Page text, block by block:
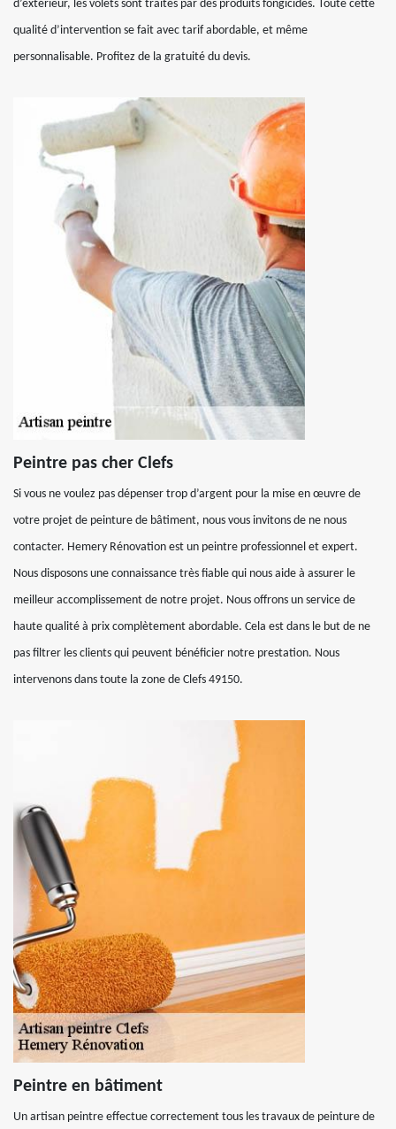
d’extérieur, les volets sont traités par des produits fongicides. Toute cette
qualité d’intervention se fait avec tarif abordable, et même
personnalisable. Profitez de la gratuité du devis.
Peintre pas cher Clefs
Si vous ne voulez pas dépenser trop d’argent pour la mise en œuvre de
votre projet de peinture de bâtiment, nous vous invitons de ne nous
contacter. Hemery Rénovation est un peintre professionnel et expert.
Nous disposons une connaissance très fiable qui nous aide à assurer le
meilleur accomplissement de notre projet. Nous offrons un service de
haute qualité à prix complètement abordable. Cela est dans le but de ne
pas filtrer les clients qui peuvent bénéficier notre prestation. Nous
intervenons dans toute la zone de Clefs 49150.
Peintre en bâtiment
Un artisan peintre effectue correctement tous les travaux de peinture de